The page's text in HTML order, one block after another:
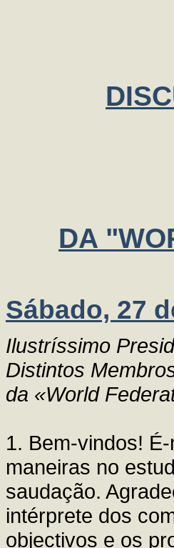
DA
Sábado, 27
Ilustríssimo
Distintos
da «World
1. Bem-vindos!
maneiras no
saudação.
intérprete dos
objectivos e os